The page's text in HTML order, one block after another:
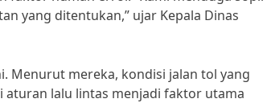
yang ditentukan,” ujar Kepala Dinas
Menurut mereka, kondisi jalan tol yang
lalu lintas menjadi faktor utama